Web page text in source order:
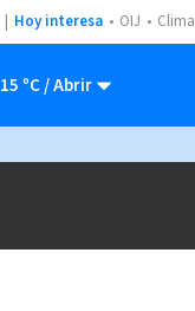
Hoy interesa OIJ Clima
15 ºC